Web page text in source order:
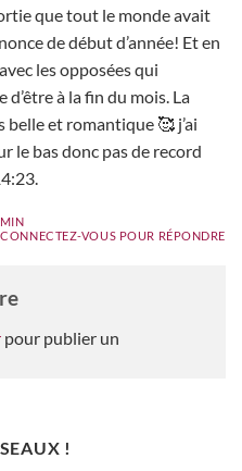
que tout le monde avait
de début d’année! Et en
les opposées qui
d’être à la fin du mois. La
et romantique 🥰 j’ai
le bas donc pas de record
CONNECTEZ-VOUS POUR RÉPONDRE
pour publier un
!